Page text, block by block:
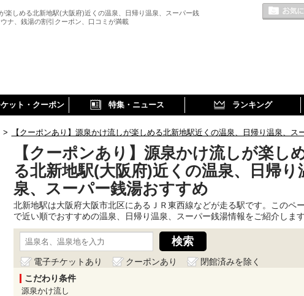
楽しめる北新地駅(大阪府)近くの温泉、日帰り温泉、スーパー銭
ナ、銭湯の割引クーポン、口コミが満載
ット・クーポン 特集・ニュース ランキング
> 【クーポンあり】源泉かけ流しが楽しめる北新地駅近くの温泉、日帰り温泉、ス
【クーポンあり】源泉かけ流しが楽し
る北新地駅(大阪府)近くの温泉、日帰り
泉、スーパー銭湯おすすめ
北新地駅は大阪府大阪市北区にあるＪＲ東西線などが走る駅です。このペ
で近い順でおすすめの温泉、日帰り温泉、スーパー銭湯情報をご紹介します
電子チケットあり クーポンあり
閉館済みを除く
こだわり条件
源泉かけ流し